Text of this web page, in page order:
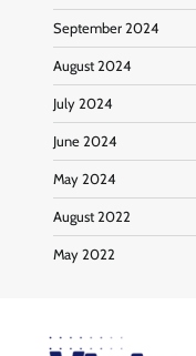
September 2024
August 2024
July 2024
June 2024
May 2024
August 2022
May 2022